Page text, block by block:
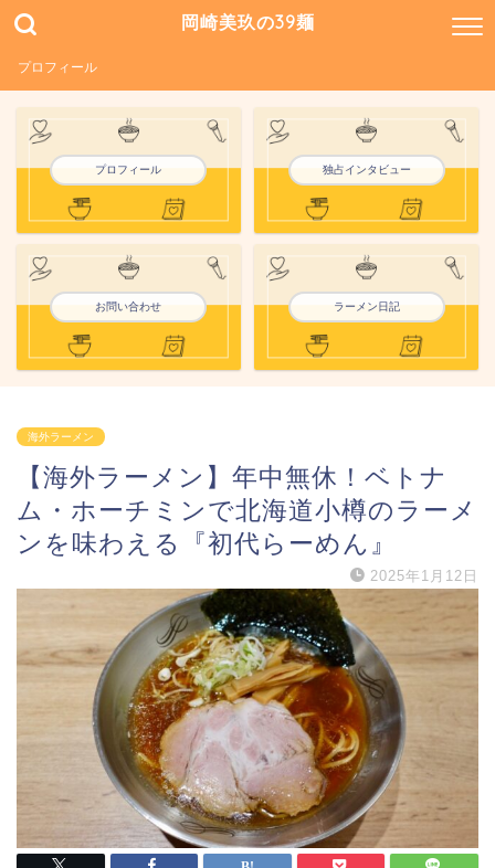
岡崎美玖の39麺
プロフィール
プロフィール 独占インタビュー
お問い合わせ ラーメン日記
海外ラーメン
【海外ラーメン】年中無休！ベトナ
ム・ホーチミンで北海道小樽のラーメ
ンを味わえる『初代らーめん』
2025年1月12日